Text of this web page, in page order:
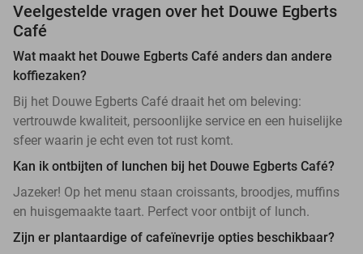
Veelgestelde vragen over het Douwe Egberts
Café
Wat maakt het Douwe Egberts Café anders dan andere
koffiezaken?
Bij het Douwe Egberts Café draait het om beleving:
vertrouwde kwaliteit, persoonlijke service en een huiselijke
sfeer waarin je echt even tot rust komt.
Kan ik ontbijten of lunchen bij het Douwe Egberts Café?
Jazeker! Op het menu staan croissants, broodjes, muffins
en huisgemaakte taart. Perfect voor ontbijt of lunch.
Zijn er plantaardige of cafeïnevrije opties beschikbaar?